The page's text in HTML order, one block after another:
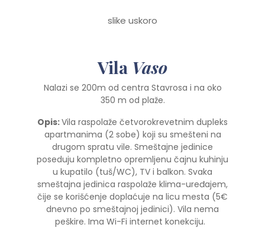
slike uskoro
Vila Vaso
Nalazi se 200m od centra Stavrosa i na oko
350 m od plaže.
Opis:Vila raspolaže četvorokrevetnim dupleks
apartmanima (2 sobe) koji su smešteni na
drugom spratu vile. Smeštajne jedinice
poseduju kompletno opremljenu čajnu kuhinju
u kupatilo (tuš/WC), TV i balkon. Svaka
smeštajna jedinica raspolaže klima-uređajem,
čije se korišćenje doplaćuje na licu mesta (5€
dnevno po smeštajnoj jedinici). Vila nema
peškire. Ima Wi-Fi internet konekciju.